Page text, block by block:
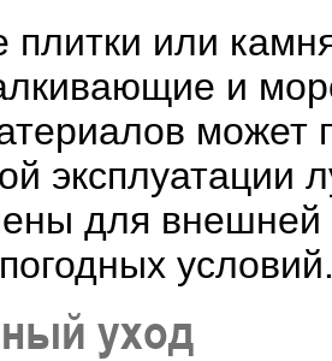
или
и
может
для
уход